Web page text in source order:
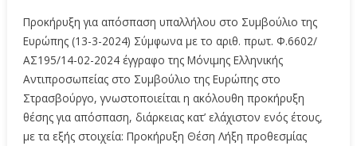
Προκήρυξη για απόσπαση υπαλλήλου στο Συμβούλιο της
Ευρώπης (13-3-2024) Σύμφωνα με το αριθ. πρωτ. Φ.6602/
ΑΣ195/14-02-2024 έγγραφο της Μόνιμης Ελληνικής
Αντιπροσωπείας στο Συμβούλιο της Ευρώπης στο
Στρασβούργο, γνωστοποιείται η ακόλουθη προκήρυξη
θέσης για απόσπαση, διάρκειας κατ’ ελάχιστον ενός έτους,
με τα εξής στοιχεία: Προκήρυξη Θέση Λήξη προθεσμίας